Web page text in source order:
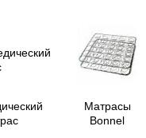
Матрасы
Bonnel